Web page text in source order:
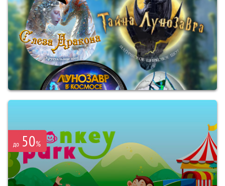
до 50%